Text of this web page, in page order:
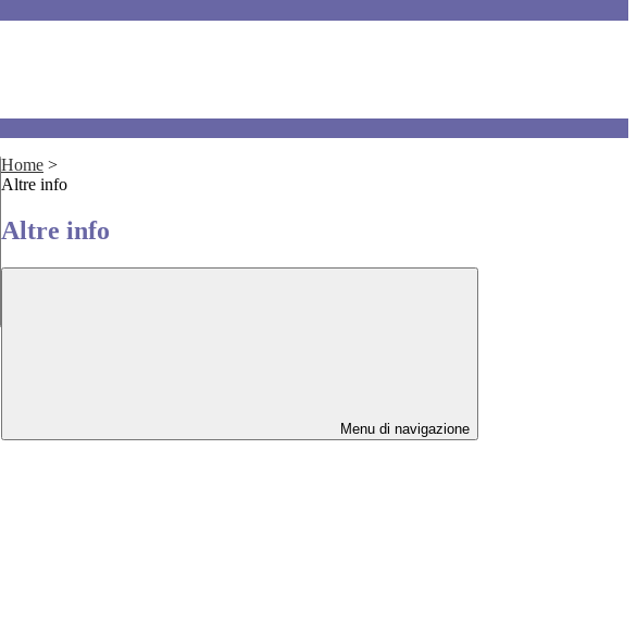
Home >
Altre info
Altre info
Menu di navigazione